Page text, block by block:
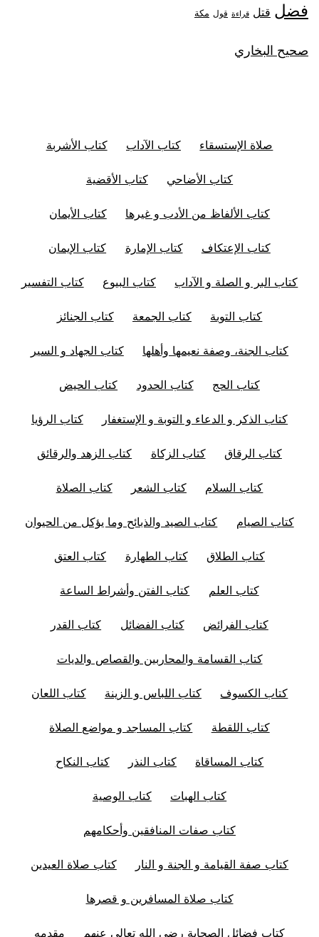
فضل قتل قراءة قول مكة
صحيح البخاري
صلاة الإستسقاء كتاب الآداب كتاب الأشربة
كتاب الأضاحي كتاب الأقضية
كتاب الألفاظ من الأدب و غيرها كتاب الأيمان
كتاب الإعتكاف كتاب الإمارة كتاب الإيمان
كتاب البر و الصلة و الآداب كتاب البيوع كتاب التفسير
كتاب التوبة كتاب الجمعة كتاب الجنائز
كتاب الجنة، وصفة نعيمها وأهلها كتاب الجهاد و السير
كتاب الحج كتاب الحدود كتاب الحيض
كتاب الذكر و الدعاء و التوبة و الإستغفار كتاب الرؤيا
كتاب الرقاق كتاب الزكاة كتاب الزهد والرقائق
كتاب السلام كتاب الشعر كتاب الصلاة
كتاب الصيام كتاب الصيد والذبائح وما يؤكل من الحيوان
كتاب الطلاق كتاب الطهارة كتاب العتق
كتاب العلم كتاب الفتن وأشراط الساعة
كتاب الفرائض كتاب الفضائل كتاب القدر
كتاب القسامة والمحاربين والقصاص والديات
كتاب الكسوف كتاب اللباس و الزينة كتاب اللعان
كتاب اللقطة كتاب المساجد و مواضع الصلاة
كتاب المساقاة كتاب النذر كتاب النكاح
كتاب الهبات كتاب الوصية
كتاب صفات المنافقين وأحكامهم
كتاب صفة القيامة و الجنة و النار كتاب صلاة العيدين
كتاب صلاة المسافرين و قصرها
كتاب فضائل الصحابة رضي الله تعالى عنهم مقدمه